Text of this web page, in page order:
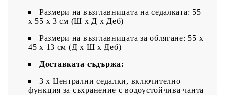
Размери на възглавницата на седалката: 55
x 55 x 3 см (Ш x Д x Деб)
Размери на възглавницата за облягане: 55 x
45 x 13 см (Д х Ш x Деб)
Доставката съдържа:
3 x Централни седалки, включително
функция за съхранение с водоустойчива чанта